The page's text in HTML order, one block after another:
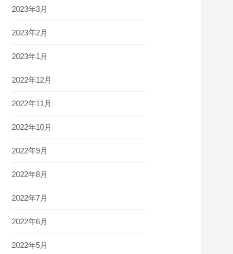
2023年3月
2023年2月
2023年1月
2022年12月
2022年11月
2022年10月
2022年9月
2022年8月
2022年7月
2022年6月
2022年5月